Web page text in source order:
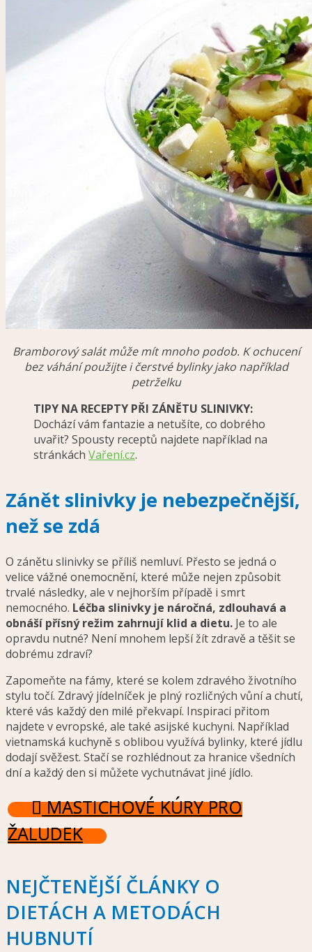
Bramborový salát může mít mnoho podob. K ochucení
bez váhání použijte i čerstvé bylinky jako například
petrželku
TIPY NA RECEPTY PŘI ZÁNĚTU SLINIVKY:
Dochází vám fantazie a netušíte, co dobrého
uvařit? Spousty receptů najdete například na
stránkách Vaření.cz.
Zánět slinivky je nebezpečnější,
než se zdá
O zánětu slinivky se příliš nemluví. Přesto se jedná o
velice vážné onemocnění, které může nejen způsobit
trvalé následky, ale v nejhorším případě i smrt
nemocného. Léčba slinivky je náročná, zdlouhavá a
obnáší přísný režim zahrnují klid a dietu. Je to ale
opravdu nutné? Není mnohem lepší žít zdravě a těšit se
dobrému zdraví?
Zapomeňte na fámy, které se kolem zdravého životního
stylu točí. Zdravý jídelníček je plný rozličných vůní a chutí,
které vás každý den milé překvapí. Inspiraci přitom
najdete v evropské, ale také asijské kuchyni. Například
vietnamská kuchyně s oblibou využívá bylinky, které jídlu
dodají svěžest. Stačí se rozhlédnout za hranice všedních
dní a každý den si můžete vychutnávat jiné jídlo.
MASTICHOVÉ KÚRY PRO
ŽALUDEK
NEJČTENĚJŠÍ ČLÁNKY O
DIETÁCH A METODÁCH
HUBNUTÍ